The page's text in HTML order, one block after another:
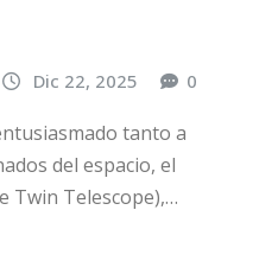
Dic 22, 2025 0
tanto a
del espacio, el
Twin Telescope),…